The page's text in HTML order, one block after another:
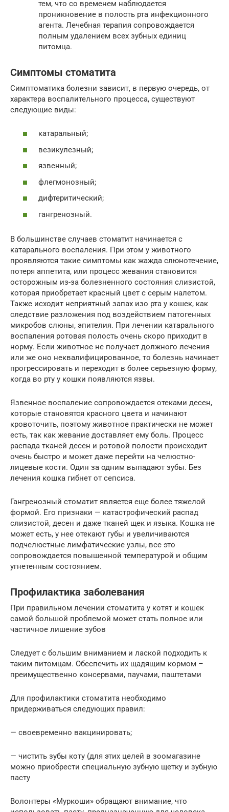
тем, что со временем наблюдается
проникновение в полость рта инфекционного
агента. Лечебная терапия сопровождается
полным удалением всех зубных единиц
питомца.
Симптомы стоматита
Симптоматика болезни зависит, в первую очередь, от
характера воспалительного процесса, существуют
следующие виды:
катаральный;
везикулезный;
язвенный;
флегмонозный;
дифтеритический;
гангренозный.
В большинстве случаев стоматит начинается с
катарального воспаления. При этом у животного
проявляются такие симптомы как жажда слюнотечение,
потеря аппетита, или процесс жевания становится
осторожным из-за болезненного состояния слизистой,
которая приобретает красный цвет с серым налетом.
Также исходит неприятный запах изо рта у кошек, как
следствие разложения под воздействием патогенных
микробов слюны, эпителия. При лечении катарального
воспаления ротовая полость очень скоро приходит в
норму. Если животное не получает должного лечения
или же оно неквалифицированное, то болезнь начинает
прогрессировать и переходит в более серьезную форму,
когда во рту у кошки появляются язвы.
Язвенное воспаление сопровождается отеками десен,
которые становятся красного цвета и начинают
кровоточить, поэтому животное практически не может
есть, так как жевание доставляет ему боль. Процесс
распада тканей десен и ротовой полости происходит
очень быстро и может даже перейти на челюстно-
лицевые кости. Один за одним выпадают зубы. Без
лечения кошка гибнет от сепсиса.
Гангренозный стоматит является еще более тяжелой
формой. Его признаки — катастрофический распад
слизистой, десен и даже тканей щек и языка. Кошка не
может есть, у нее отекают губы и увеличиваются
подчелюстные лимфатические узлы, все это
сопровождается повышенной температурой и общим
угнетенным состоянием.
Профилактика заболевания
При правильном лечении стоматита у котят и кошек
самой большой проблемой может стать полное или
частичное лишение зубов
Следует с большим вниманием и лаской подходить к
таким питомцам. Обеспечить их щадящим кормом –
преимущественно консервами, паучами, паштетами
Для профилактики стоматита необходимо
придерживаться следующих правил:
— своевременно вакцинировать;
— чистить зубы коту (для этих целей в зоомагазине
можно приобрести специальную зубную щетку и зубную
пасту
Волонтеры «Муркоши» обращают внимание, что